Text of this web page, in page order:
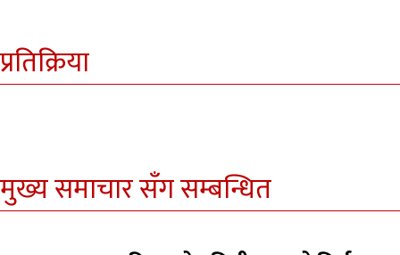
प्रतिक्रिया
मुख्य समाचार सँग सम्बन्धित